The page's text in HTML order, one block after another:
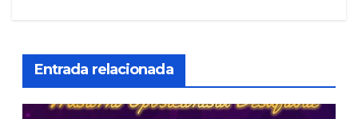
Entrada relacionada